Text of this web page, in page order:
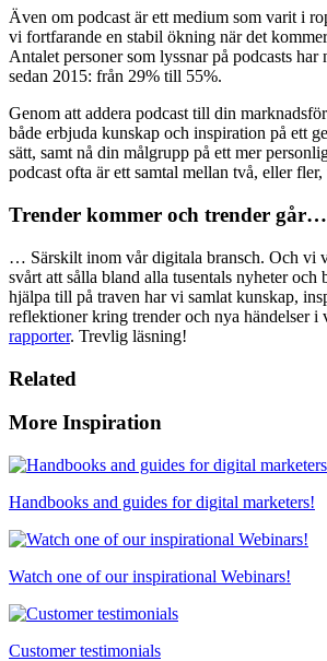
Även om podcast är ett medium som varit i
vi fortfarande en stabil ökning när det
Antalet personer som lyssnar på podcasts har
sedan 2015: från 29% till 55%.
Genom att addera podcast till din
både erbjuda kunskap och inspiration på ett
sätt, samt nå din målgrupp på ett mer
podcast ofta är ett samtal mellan två, eller
Trender kommer och trender går…
… Särskilt inom vår digitala bransch. Och vi
svårt att sålla bland alla tusentals nyheter och
hjälpa till på traven har vi samlat kunskap,
reflektioner kring trender och nya händelser i
rapporter. Trevlig läsning!
Related
More Inspiration
Handbooks and guides for digital marketers!
Watch one of our inspirational Webinars!
Customer testimonials